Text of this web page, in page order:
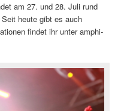
am 27. und 28. Juli rund
heute gibt es auch
findet ihr unter amphi-